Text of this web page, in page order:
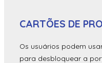
CARTÕES DE
Os usuários podem
para desbloquear a